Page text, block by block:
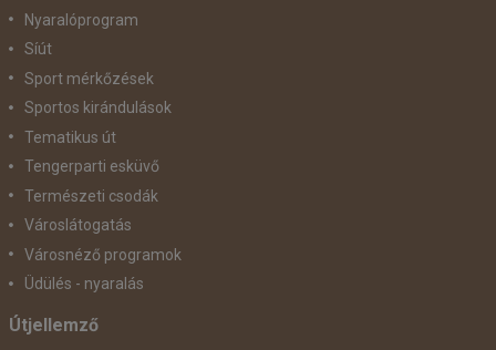
Nyaralóprogram
Síút
Sport mérkőzések
Sportos kirándulások
Tematikus út
Tengerparti esküvő
Természeti csodák
Városlátogatás
Városnéző programok
Üdülés - nyaralás
Útjellemző